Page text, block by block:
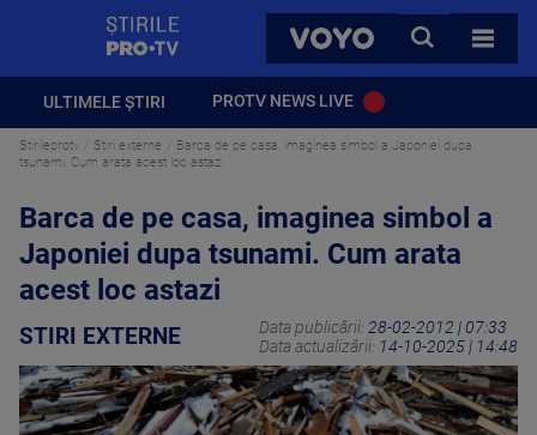
VOYO
CAUTA
TOATE
ULTIMELE ȘTIRI PROTV NEWS LIVE
Stirileprotv Stiri externe
Barca de pe casa, imaginea simbol a Japoniei dupa
tsunami. Cum arata acest loc astazi
Barca de pe casa, imaginea simbol a
Japoniei dupa tsunami. Cum arata
acest loc astazi
STIRI EXTERNE Data publicării: 28-02-2012 | 07:33
Data actualizării: 14-10-2025 | 14:48